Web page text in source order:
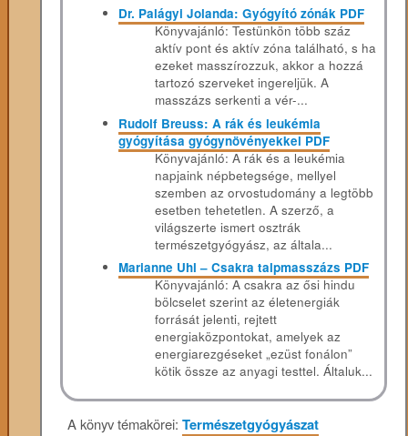
Dr. Palágyi Jolanda: Gyógyító zónák PDF
Könyvajánló: Testünkön több száz
aktív pont és aktív zóna található, s ha
ezeket masszírozzuk, akkor a hozzá
tartozó szerveket ingereljük. A
masszázs serkenti a vér-...
Rudolf Breuss: A rák és leukémia
gyógyítása gyógynövényekkel PDF
Könyvajánló: A rák és a leukémia
napjaink népbetegsége, mellyel
szemben az orvostudomány a legtöbb
esetben tehetetlen. A szerző, a
világszerte ismert osztrák
természetgyógyász, az általa...
Marianne Uhl – Csakra talpmasszázs PDF
Könyvajánló: A ​csakra az ősi hindu
bölcselet szerint az életenergiák
forrását jelenti, rejtett
energiaközpontokat, amelyek az
energiarezgéseket „ezüst fonálon”
kötik össze az anyagi testtel. Általuk...
A könyv témakörei:Természetgyógyászat